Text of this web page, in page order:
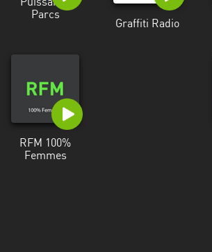
Puissance
Parcs
Graffiti Radio
RFM 100%
Femmes